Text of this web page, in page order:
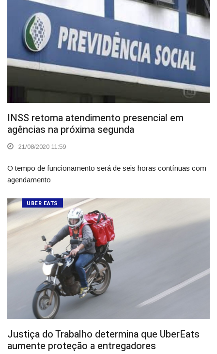
INSS retoma atendimento presencial em
agências na próxima segunda
21/08/2020 11:59
O tempo de funcionamento será de seis horas contínuas com
agendamento
UBER EATS
Justiça do Trabalho determina que UberEats
aumente proteção a entregadores